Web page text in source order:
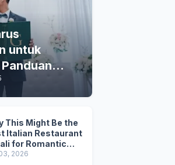
untuk
This Might Be the
Italian Restaurant
for Romantic
Family Dinner,
2026